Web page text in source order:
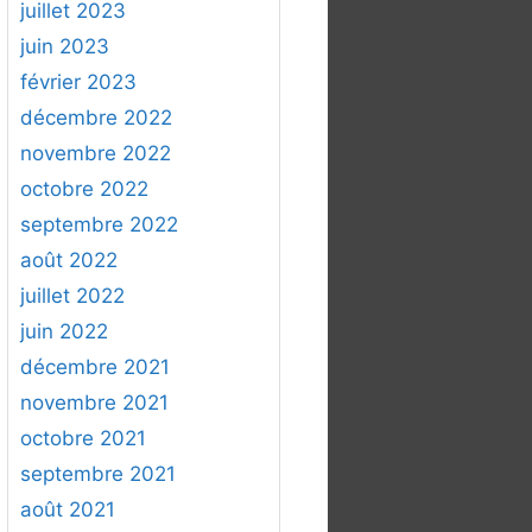
juillet 2023
juin 2023
février 2023
décembre 2022
novembre 2022
octobre 2022
septembre 2022
août 2022
juillet 2022
juin 2022
décembre 2021
novembre 2021
octobre 2021
septembre 2021
août 2021